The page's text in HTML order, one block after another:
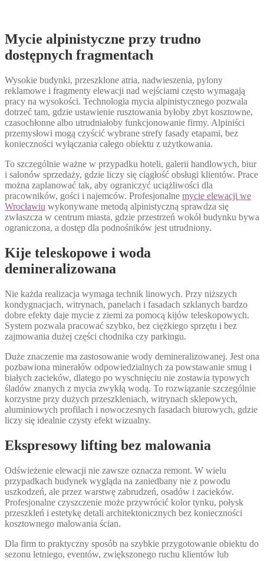
Mycie alpinistyczne przy trudno
dostępnych fragmentach
Wysokie budynki, przeszklone atria, nadwieszenia, pylony
reklamowe i fragmenty elewacji nad wejściami często wymagają
pracy na wysokości. Technologia mycia alpinistycznego pozwala
dotrzeć tam, gdzie ustawienie rusztowania byłoby zbyt kosztowne,
czasochłonne albo utrudniałoby funkcjonowanie firmy. Alpiniści
przemysłowi mogą czyścić wybrane strefy fasady etapami, bez
konieczności wyłączania całego obiektu z użytkowania.
To szczególnie ważne w przypadku hoteli, galerii handlowych, biur
i salonów sprzedaży, gdzie liczy się ciągłość obsługi klientów. Prace
można zaplanować tak, aby ograniczyć uciążliwości dla
pracowników, gości i najemców. Profesjonalne mycie elewacji we
Wrocławiu wykonywane metodą alpinistyczną sprawdza się
zwłaszcza w centrum miasta, gdzie przestrzeń wokół budynku bywa
ograniczona, a dostęp dla podnośników jest utrudniony.
Kije teleskopowe i woda
demineralizowana
Nie każda realizacja wymaga technik linowych. Przy niższych
kondygnacjach, witrynach, panelach i fasadach szklanych bardzo
dobre efekty daje mycie z ziemi za pomocą kijów teleskopowych.
System pozwala pracować szybko, bez ciężkiego sprzętu i bez
zajmowania dużej części chodnika czy parkingu.
Duże znaczenie ma zastosowanie wody demineralizowanej. Jest ona
pozbawiona minerałów odpowiedzialnych za powstawanie smug i
białych zacieków, dlatego po wyschnięciu nie zostawia typowych
śladów znanych z mycia zwykłą wodą. To rozwiązanie szczególnie
korzystne przy dużych przeszkleniach, witrynach sklepowych,
aluminiowych profilach i nowoczesnych fasadach biurowych, gdzie
liczy się idealnie czysty efekt wizualny.
Ekspresowy lifting bez malowania
Odświeżenie elewacji nie zawsze oznacza remont. W wielu
przypadkach budynek wygląda na zaniedbany nie z powodu
uszkodzeń, ale przez warstwę zabrudzeń, osadów i zacieków.
Profesjonalne czyszczenie może przywrócić kolor tynku, połysk
przeszkleń i estetykę detali architektonicznych bez konieczności
kosztownego malowania ścian.
Dla firm to praktyczny sposób na szybkie przygotowanie obiektu do
sezonu letniego, eventów, zwiększonego ruchu klientów lub